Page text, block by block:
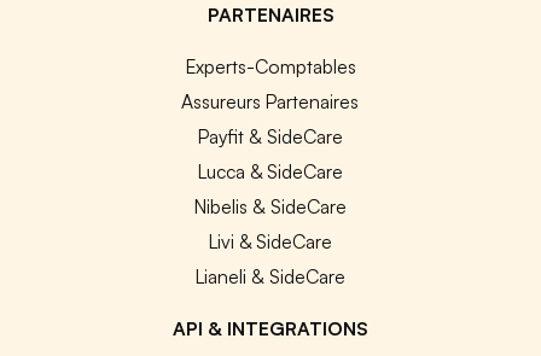
PARTENAIRES
Experts-Comptables
Assureurs Partenaires
Payfit & SideCare
Lucca & SideCare
Nibelis & SideCare
Livi & SideCare
Lianeli & SideCare
API & INTEGRATIONS